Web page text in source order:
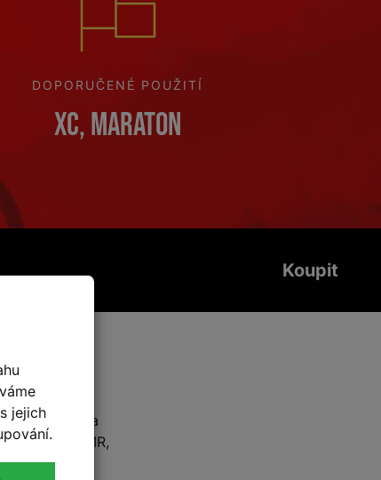
DOPORUČENÉ POUŽITÍ
XC, Maraton
Koupit
Orbea Alma
Carbon OMR,
Boost
jejich